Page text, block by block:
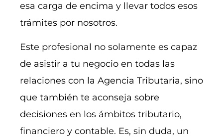
esa carga de encima y llevar todos esos
trámites por nosotros.
Este profesional no solamente es capaz
de asistir a tu negocio en todas las
relaciones con la Agencia Tributaria, sino
que también te aconseja sobre
decisiones en los ámbitos tributario,
financiero y contable. Es, sin duda, un